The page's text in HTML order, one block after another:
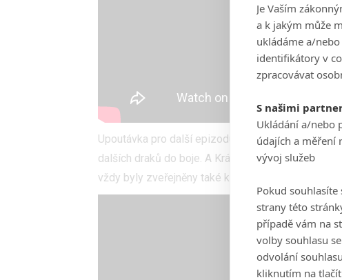
Upoutávka pro další epizodu signalizuje, že
dalších draků do boje. A Královým přístavištěm se
vždy byly zveřejněny také krátké filmy o filmu
Je Vaším
a k jakým může
ukládáme a/
identifikátory v
zpracovávat
S našimi
Ukládání a/nebo
údajích a měření
vývoj služeb
Pokud
strany této
případě vám na
volby souhlasu
odvolání
kliknutím na